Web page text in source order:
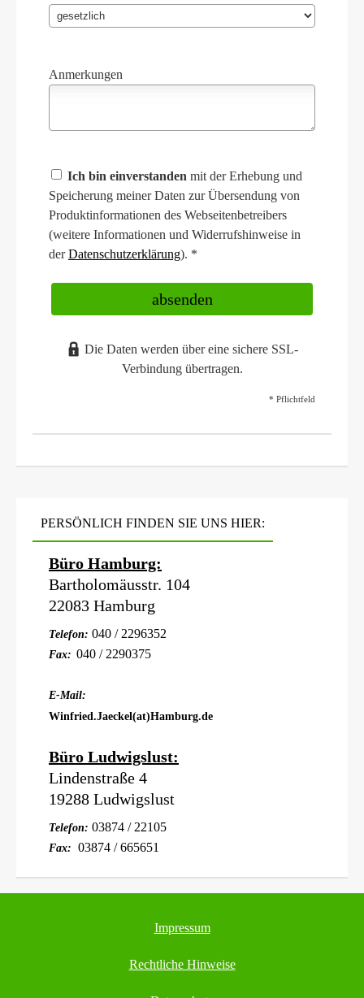
Anmerkungen
Ich bin einverstanden mit der Erhebung und
Speicherung meiner Daten zur Übersendung von
Produktinformationen des Webseitenbetreibers
(weitere Informationen und Widerrufshinweise in
derDatenschutzerklärung). *
absenden
Die Daten werden über eine sichere SSL-
Verbindung übertragen.
* Pflichtfeld
PERSÖNLICH FINDEN SIE UNS HIER:
Büro Hamburg:
Bartholomäusstr. 104
22083 Hamburg
Telefon: 040 / 2296352
Fax: 040 / 2290375
E-Mail:
Winfried.Jaeckel(at)Hamburg.de
Büro Ludwigslust:
Lindenstraße 4
19288 Ludwigslust
Telefon: 03874 / 22105
Fax: 03874 / 665651
Impressum
Rechtliche Hinweise